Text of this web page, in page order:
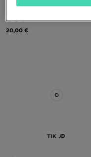
HOODRICH KEPURĖ ŽIEMINĖ
20,00 €
TIK